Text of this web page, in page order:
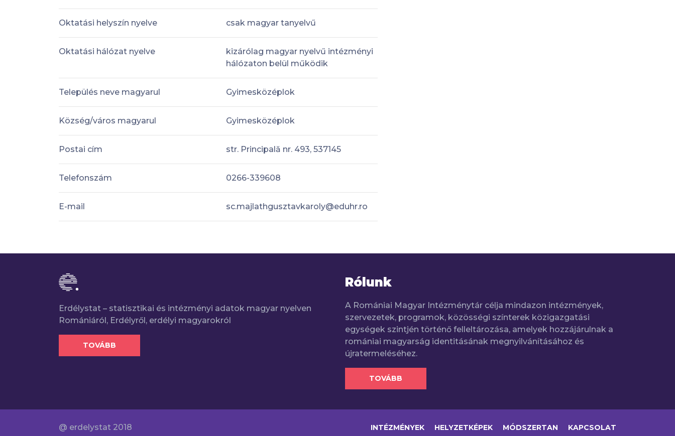
Oktatási helyszín nyelve csak magyar tanyelvű
Oktatási hálózat nyelve
kizárólag magyar nyelvű intézményi
hálózaton belül működik
Település neve magyarul Gyimesközéplok
Község/város magyarul Gyimesközéplok
Postai cím str. Principală nr. 493, 537145
Telefonszám 0266-339608
E-mail sc.majlathgusztavkaroly@eduhr.ro
Erdélystat – statisztikai és intézményi adatok magyar nyelven
Romániáról, Erdélyről, erdélyi magyarokról
TOVÁBB
Rólunk
A Romániai Magyar Intézménytár célja mindazon intézmények,
szervezetek, programok, közösségi színterek közigazgatási
egységek szintjén történő felleltározása, amelyek hozzájárulnak a
romániai magyarság identitásának megnyilvánításához és
újratermeléséhez.
TOVÁBB
@ erdelystat 2018 INTÉZMÉNYEK HELYZETKÉPEK MÓDSZERTAN KAPCSOLAT